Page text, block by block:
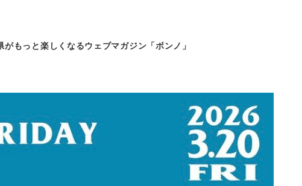
がもっと楽しくなるウェブマガジン「ボンノ」